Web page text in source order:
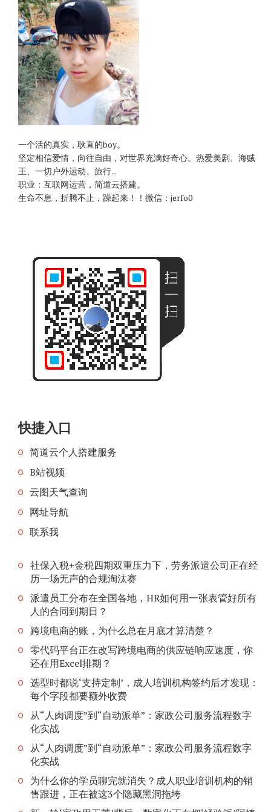
一个活的真实，耿直的boy。
坚定相信爱情，向往自由，对世界充满好奇心。热爱美剧、海贼
王、一切户外运动、旅行...
职业：互联网运营，简道云搭建。
生命不息，折腾不止，躁起来！！微信：jerfo0
快捷入口
简道云个人搭建服务
B站视频
云图天气查询
网址导航
联系我
社保入税+金税四期双重压力下，劳务派遣公司正在经
历一场无声的合规淘汰赛
派遣员工分布在全国各地，HR如何用一张表管好所有
人的合同到期日？
跨境电商的账，为什么总在月底才算清楚？
零代码平台正在改写跨境电商的供应链响应速度，你
还在用Excel排期？
选型时都说‘支持定制’，成人培训机构签约后才发现：
每个字段都要额外收费
从“人肉调度”到“自动派单”：家政公司服务流程数字
化实战
从“人肉调度”到“自动派单”：家政公司服务流程数字
化实战
为什么你的学员聊完就消失？成人职业培训机构的销
售跟进，正在被这3个隐藏黑洞拖垮